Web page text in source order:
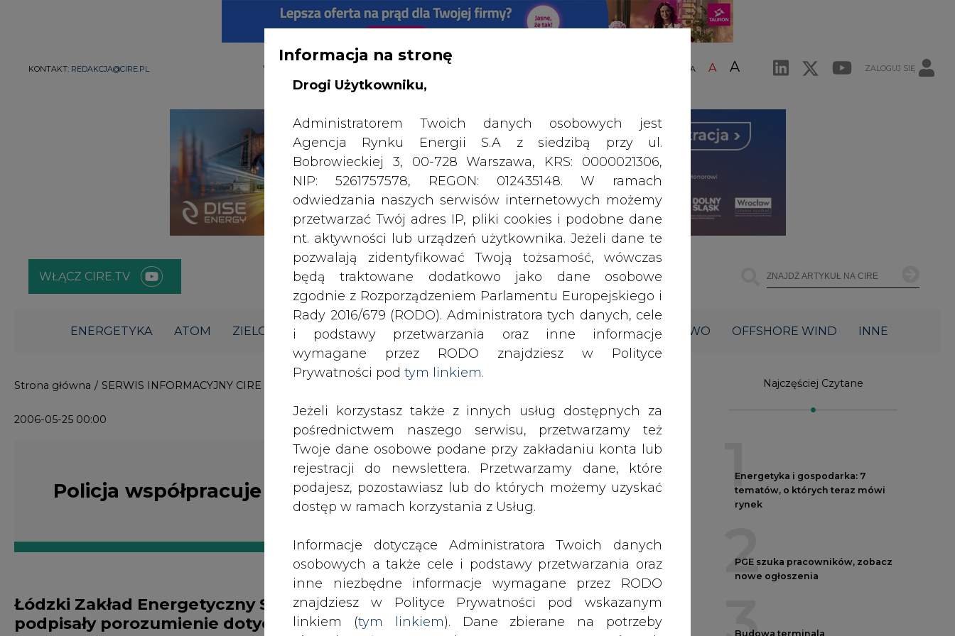
KONTAKT: REDAKCJA@CIRE.PL WYDAWCA PORTALU: A A A ZALOGUJ SIĘ
WŁĄCZ CIRE.TV
ENERGETYKA ATOM ZIELONA GOSPODARKA ZMIANY KADROWE NA RYNKU CIEPŁOWNICTWO OFFSHORE WIND INNE
Informacja na stronę
Drogi Użytkowniku,
Administratorem Twoich danych osobowych jest
Agencja Rynku Energii S.A z siedzibą przy ul.
Bobrowieckiej 3, 00-728 Warszawa, KRS: 0000021306,
NIP: 5261757578, REGON: 012435148. W ramach
odwiedzania naszych serwisów internetowych możemy
przetwarzać Twój adres IP, pliki cookies i podobne dane
nt. aktywności lub urządzeń użytkownika. Jeżeli dane te
pozwalają zidentyfikować Twoją tożsamość, wówczas
będą traktowane dodatkowo jako dane osobowe
zgodnie z Rozporządzeniem Parlamentu Europejskiego i
Rady 2016/679 (RODO). Administratora tych danych, cele
i podstawy przetwarzania oraz inne informacje
wymagane przez RODO znajdziesz w Polityce
Prywatności pod tym linkiem.
Jeżeli korzystasz także z innych usług dostępnych za
pośrednictwem naszego serwisu, przetwarzamy też
Twoje dane osobowe podane przy zakładaniu konta lub
rejestracji do newslettera. Przetwarzamy dane, które
podajesz, pozostawiasz lub do których możemy uzyskać
dostęp w ramach korzystania z Usług.
Informacje dotyczące Administratora Twoich danych
osobowych a także cele i podstawy przetwarzania oraz
inne niezbędne informacje wymagane przez RODO
znajdziesz w Polityce Prywatności pod wskazanym
linkiem (tym linkiem). Dane zbierane na potrzeby
Strona główna / SERWIS INFORMACYJNY CIRE 24
2006-05-25 00:00 drukuj skomentuj udostępnij:
Policja współpracuje z ŁZE
Łódzki Zakład Energetyczny S.A. i Komenda Powiatowa Policji w Zgierzu
podpisały porozumienie dotyczące współpracy w zakresie bezpieczeństwa.
Najczęściej Czytane
1
Energetyka i gospodarka: 7
tematów, o których teraz mówi
rynek
2
PGE szuka pracowników, zobacz
nowe ogłoszenia
Budowa terminala